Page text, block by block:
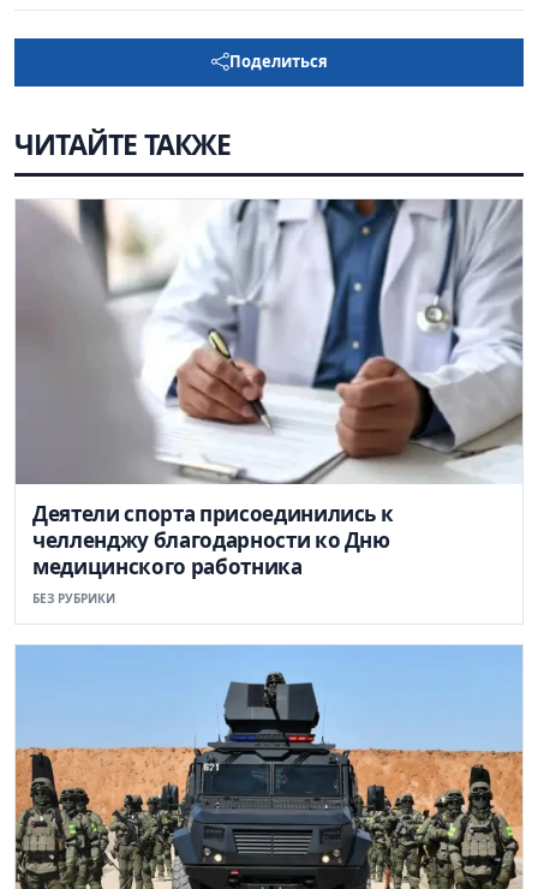
Поделиться
ЧИТАЙТЕ ТАКЖЕ
Деятели спорта присоединились к
челленджу благодарности ко Дню
медицинского работника
БЕЗ РУБРИКИ